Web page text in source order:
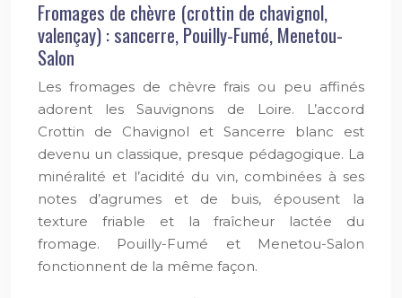
Fromages de chèvre (crottin de chavignol,
valençay) : sancerre, Pouilly-Fumé, Menetou-
Salon
Les fromages de chèvre frais ou peu affinés
adorent les Sauvignons de Loire. L’accord
Crottin de Chavignol et Sancerre blanc est
devenu un classique, presque pédagogique. La
minéralité et l’acidité du vin, combinées à ses
notes d’agrumes et de buis, épousent la
texture friable et la fraîcheur lactée du
fromage. Pouilly-Fumé et Menetou-Salon
fonctionnent de la même façon.